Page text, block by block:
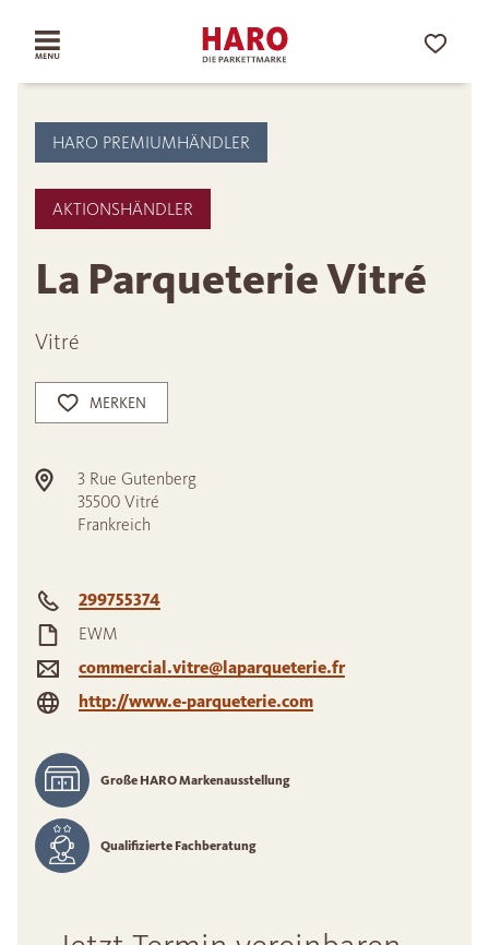
HARO PREMIUMHÄNDLER
AKTIONSHÄNDLER
La Parqueterie Vitré
Vitré
MERKEN
3 Rue Gutenberg
35500 Vitré
Frankreich
299755374
EWM
commercial.vitre@laparqueterie.fr
http://www.e-parqueterie.com
Große HARO Markenausstellung
Qualifizierte Fachberatung